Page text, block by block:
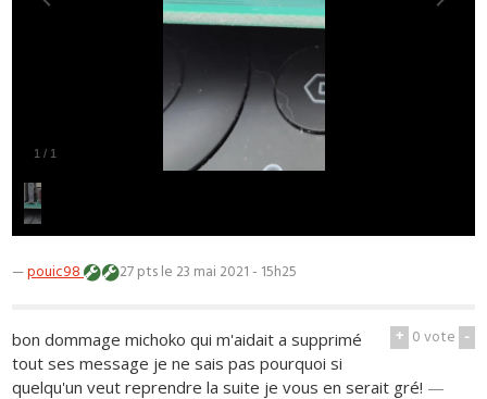
1 / 1
—pouic98 27 ptsle 23 mai 2021 - 15h25
+ 0vote -
bon dommage michoko qui m'aidait a supprimé
tout ses message je ne sais pas pourquoi si
quelqu'un veut reprendre la suite je vous en serait gré! —